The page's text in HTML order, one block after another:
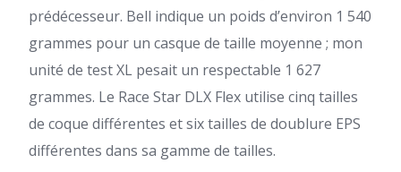
prédécesseur. Bell indique un poids d’environ 1 540
grammes pour un casque de taille moyenne ; mon
unité de test XL pesait un respectable 1 627
grammes. Le Race Star DLX Flex utilise cinq tailles
de coque différentes et six tailles de doublure EPS
différentes dans sa gamme de tailles.